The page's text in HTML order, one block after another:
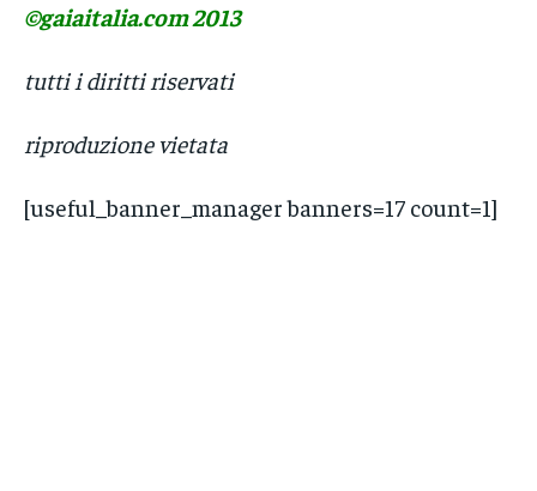
©gaiaitalia.com 2013
tutti i diritti riservati
riproduzione vietata
[useful_banner_manager banners=17 count=1]